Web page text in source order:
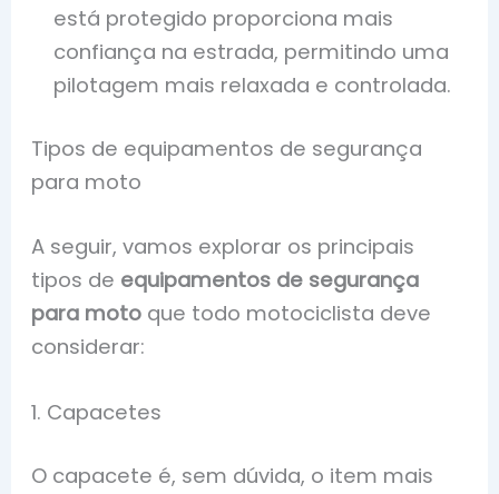
está protegido proporciona mais
confiança na estrada, permitindo uma
pilotagem mais relaxada e controlada.
Tipos de equipamentos de segurança
para moto
A seguir, vamos explorar os principais
tipos de equipamentos de segurança
para moto que todo motociclista deve
considerar:
1. Capacetes
O capacete é, sem dúvida, o item mais